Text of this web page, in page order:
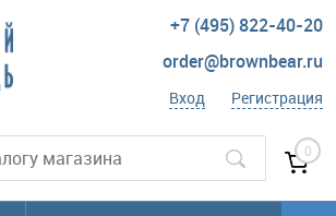
+7 (495) 822-40-20
order@brownbear.ru
Вход Регистрация
0